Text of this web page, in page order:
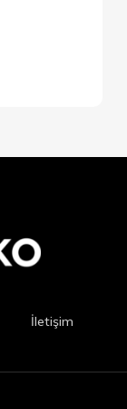
İletişim